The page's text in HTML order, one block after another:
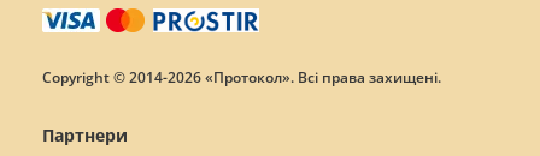
Copyright © 2014-2026 «Протокол». Всі права захищені.
Партнери